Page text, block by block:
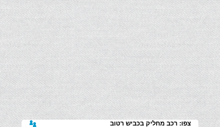
צפו: רכב מחליק בכביש רטוב